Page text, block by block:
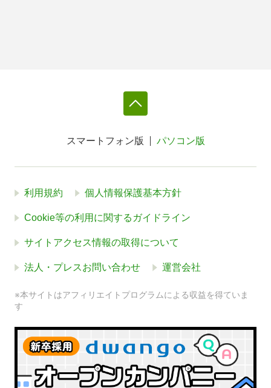
スマートフォン版 パソコン版
利用規約 個人情報保護基本方針
Cookie等の利用に関するガイドライン
サイトアクセス情報の取得について
法人・プレスお問い合わせ 運営会社
※本サイトはアフィリエイトプログラムによる収益を得ていま
す